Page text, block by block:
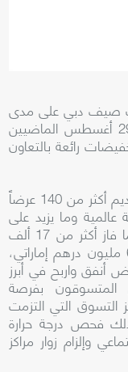
صيف دبي على مدى
رائعة بالتعاون
وشهدت مفاجآت صيف دبي هذا العام تقديم أكثر من 140 عرضاً
900 علامة تجارية عالمية وما يزيد على
3000 متجر و31 مركز تسوق في دبي. كما فاز أكثر من 17 ألف
متسوق بجوائز بلغت قيمتها الإجمالية 6.2 مليون درهم إماراتي،
عروض أنفق واربح في أبرز
المتسوقون بفرصة
التسوق التي التزمت
فحص درجة حرارة
وإلزام زوار مراكز